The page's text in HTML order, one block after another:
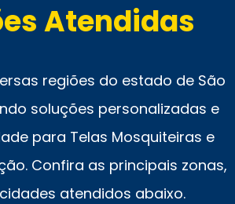
Atendidas
regiões do estado de São
soluções personalizadas e
para Telas Mosquiteiras e
Confira as principais zonas,
atendidos abaixo.